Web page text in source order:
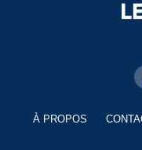
À PROPOS